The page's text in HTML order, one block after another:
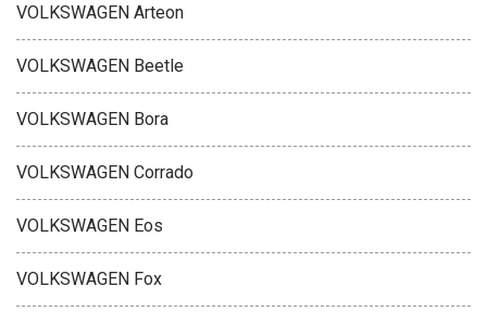
VOLKSWAGEN Arteon
VOLKSWAGEN Beetle
VOLKSWAGEN Bora
VOLKSWAGEN Corrado
VOLKSWAGEN Eos
VOLKSWAGEN Fox